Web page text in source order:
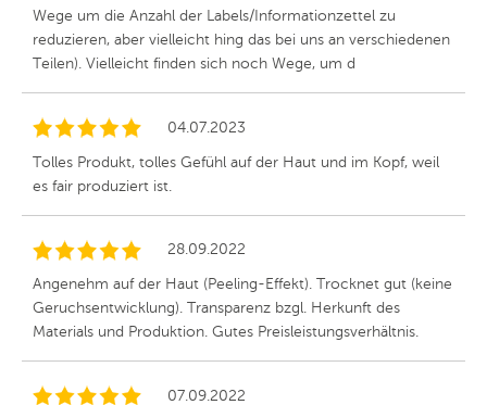
Wege um die Anzahl der Labels/Informationzettel zu
reduzieren, aber vielleicht hing das bei uns an verschiedenen
Teilen). Vielleicht finden sich noch Wege, um d
04.07.2023
Tolles Produkt, tolles Gefühl auf der Haut und im Kopf, weil
es fair produziert ist.
28.09.2022
Angenehm auf der Haut (Peeling-Effekt). Trocknet gut (keine
Geruchsentwicklung). Transparenz bzgl. Herkunft des
Materials und Produktion. Gutes Preisleistungsverhältnis.
07.09.2022